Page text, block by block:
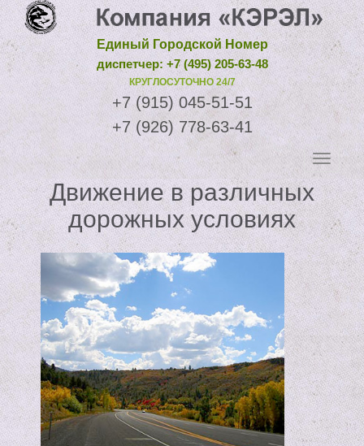
Единый Городской Номер
диспетчер: +7 (495) 205-63-48
КРУГЛОСУТОЧНО 24/7
+7 (915) 045-51-51
+7 (926) 778-63-41
Движение в различных
дорожных условиях